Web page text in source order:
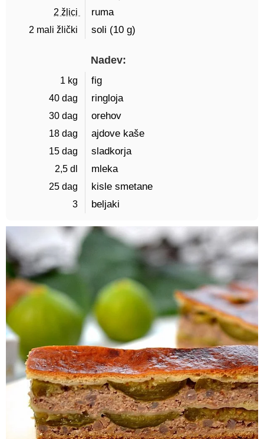
2 žlici ruma
2 mali žlički soli (10 g)
Nadev:
1 kg fig
40 dag ringloja
30 dag orehov
18 dag ajdove kaše
15 dag sladkorja
2,5 dl mleka
25 dag kisle smetane
3 beljaki